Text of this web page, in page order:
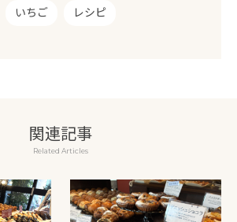
いちご レシピ
関連記事
Related Articles